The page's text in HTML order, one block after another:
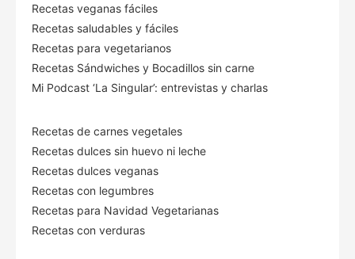
Recetas veganas fáciles
Recetas saludables y fáciles
Recetas para vegetarianos
Recetas Sándwiches y Bocadillos sin carne
Mi Podcast ‘La Singular’: entrevistas y charlas
Recetas de carnes vegetales
Recetas dulces sin huevo ni leche
Recetas dulces veganas
Recetas con legumbres
Recetas para Navidad Vegetarianas
Recetas con verduras